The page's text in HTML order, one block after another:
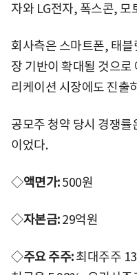
자와 LG전자, 폭스콘, 모
회사측은 스마트폰, 태블
장 기반이 확대될 것으
리케이션 시장에도 진출
공모주 청약 당시 경쟁
이었다.
◇액면가:500원
◇자본금:29억원
◇주요 주주:최대주주